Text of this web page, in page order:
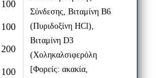
100
100
200
100
Σύνδεσης, Βιταμίνη Β6
(Πυριδοξίνη HCl),
Βιταμίνη D3
(Χοληκαλσιφερόλη
[Φορείς: ακακία,